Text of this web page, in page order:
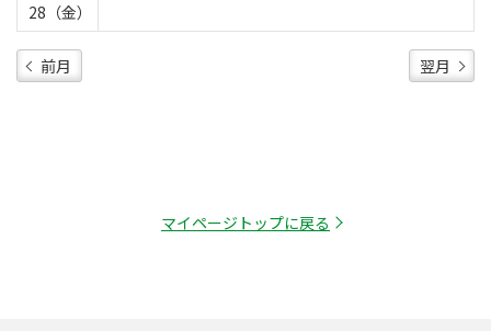
28（金）
前月 翌月
マイページトップに戻る